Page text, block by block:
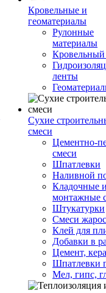
Кровельные и
геоматериалы
Рулонные
материалы
ленты
Сухие
смеси
Цементно-
смеси
Шпатлевки
Наливной
Кладочные
монтажные
Штукатурки
Смеси
Клей для
Добавки в
Цемент,
Шпатлевки
Мел, гипс,